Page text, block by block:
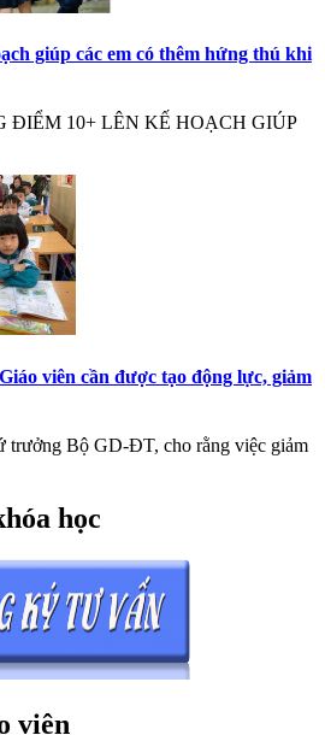
giúp các em có thêm hứng thú khi
ĐIỂM 10+ LÊN KẾ HOẠCH GIÚP
viên cần được tạo động lực, giảm
Bộ GD-ĐT, cho rằng việc giảm
học
viên